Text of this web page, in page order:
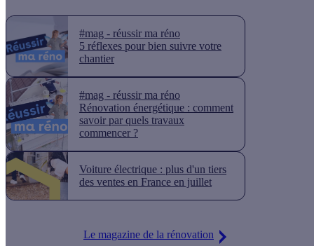
#mag - réussir ma réno
5 réflexes pour bien suivre votre
chantier
#mag - réussir ma réno
Rénovation énergétique : comment
savoir par quels travaux
commencer ?
Voiture électrique : plus d'un tiers
des ventes en France en juillet
Le magazine de la rénovation